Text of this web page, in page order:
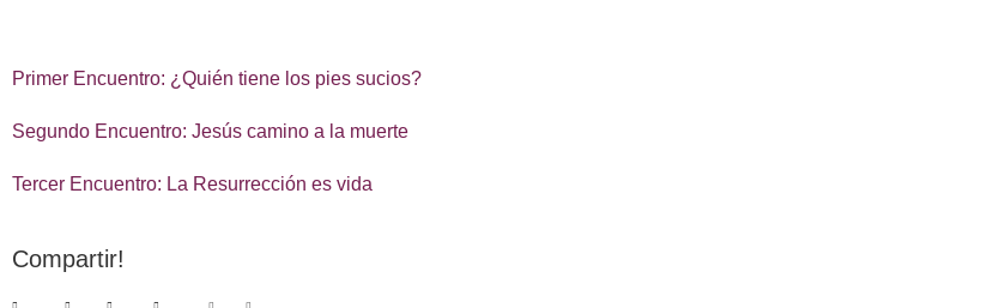
Primer Encuentro: ¿Quién tiene los pies sucios?
Segundo Encuentro: Jesús camino a la muerte
Tercer Encuentro: La Resurrección es vida
Compartir!